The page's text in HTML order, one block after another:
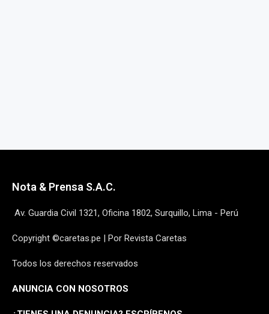
Nota & Prensa S.A.C.
Av. Guardia Civil 1321, Oficina 1802, Surquillo, Lima - Perú
Copyright ©caretas.pe | Por Revista Caretas
Todos los derechos reservados
ANUNCIA CON NOSOTROS